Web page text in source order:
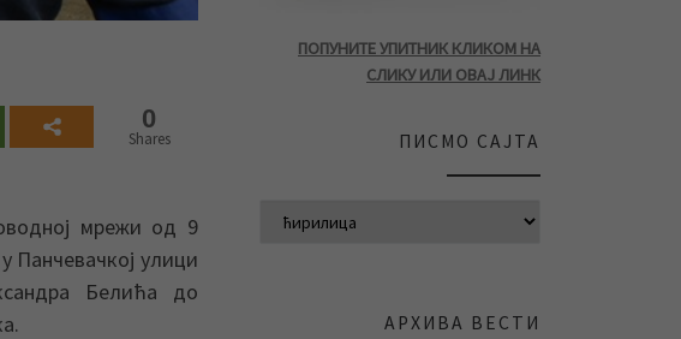
0
Shares
мрежи од 9
Панчевачкој улици
Белића до
ПОПУНИТЕ УПИТНИК КЛИКОМ НА
СЛИКУ ИЛИ ОВАЈ ЛИНК
ПИСМО САЈТА
АРХИВА ВЕСТИ